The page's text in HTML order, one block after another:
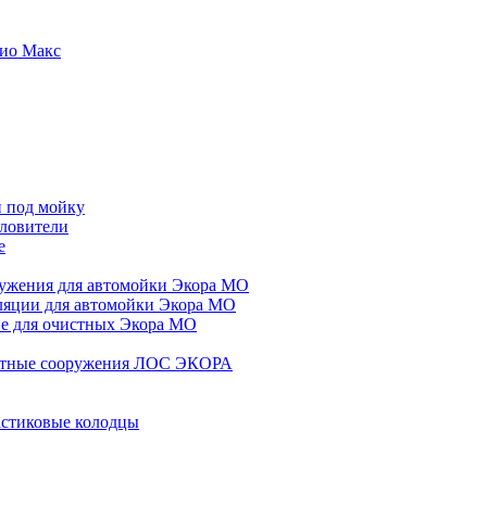
Макс
под мойку
для автомойки Экора МО
для автомойки Экора МО
для очистных Экора МО
сооружения ЛОС ЭКОРА
колодцы